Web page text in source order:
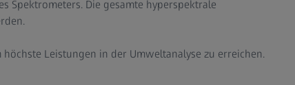
Spektrometers. Die gesamte hyperspektrale
Leistungen in der Umweltanalyse zu erreichen.